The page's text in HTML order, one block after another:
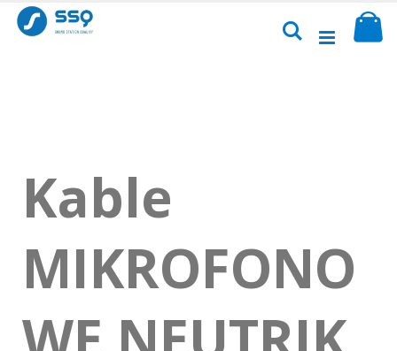
Przejdź
do
treści
Szukaj
Kable
MIKROFONO